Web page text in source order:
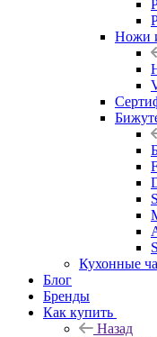
Ножи
Кухонные
Блог
Бренды
Как купить
Назад